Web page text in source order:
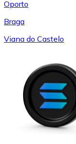
Oporto
Braga
Viana do Castelo